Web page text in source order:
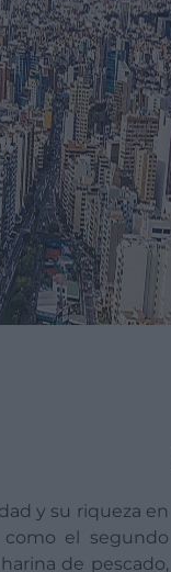
y su riqueza en
el segundo
de pescado,